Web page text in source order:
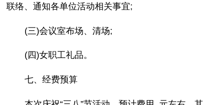
联络、通知各单位活动相关事宜;
(三)会议室布场、清场;
(四)女职工礼品。
七、经费预算